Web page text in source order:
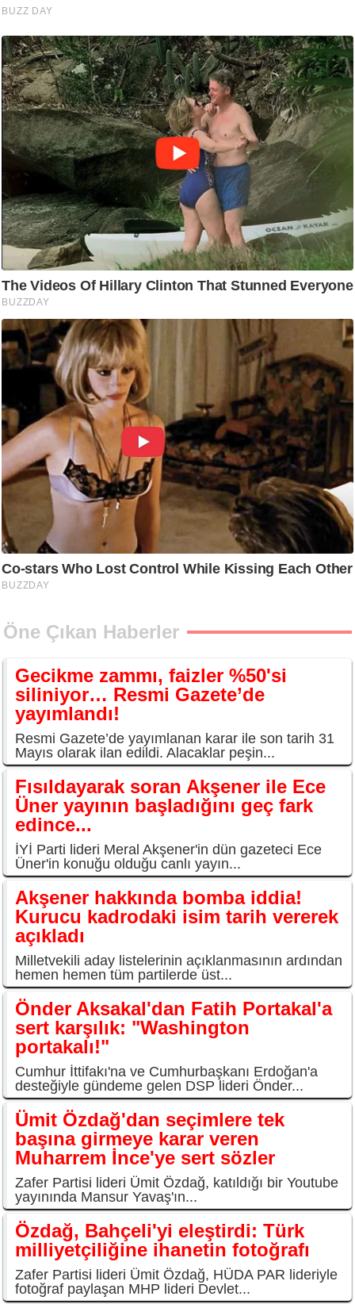
Öne Çıkan Haberler
Gecikme zammı, faizler %50'si
siliniyor… Resmi Gazete’de
yayımlandı!
Resmi Gazete’de yayımlanan karar ile son tarih 31
Mayıs olarak ilan edildi. Alacaklar peşin...
Fısıldayarak soran Akşener ile Ece
Üner yayının başladığını geç fark
edince...
İYİ Parti lideri Meral Akşener'in dün gazeteci Ece
Üner'in konuğu olduğu canlı yayın...
Akşener hakkında bomba iddia!
Kurucu kadrodaki isim tarih vererek
açıkladı
Milletvekili aday listelerinin açıklanmasının ardından
hemen hemen tüm partilerde üst...
Önder Aksakal'dan Fatih Portakal'a
sert karşılık: "Washington
portakalı!"
Cumhur İttifakı'na ve Cumhurbaşkanı Erdoğan'a
desteğiyle gündeme gelen DSP lideri Önder...
Ümit Özdağ'dan seçimlere tek
başına girmeye karar veren
Muharrem İnce'ye sert sözler
Zafer Partisi lideri Ümit Özdağ, katıldığı bir Youtube
yayınında Mansur Yavaş'ın...
Özdağ, Bahçeli'yi eleştirdi: Türk
milliyetçiliğine ihanetin fotoğrafı
Zafer Partisi lideri Ümit Özdağ, HÜDA PAR lideriyle
fotoğraf paylaşan MHP lideri Devlet...